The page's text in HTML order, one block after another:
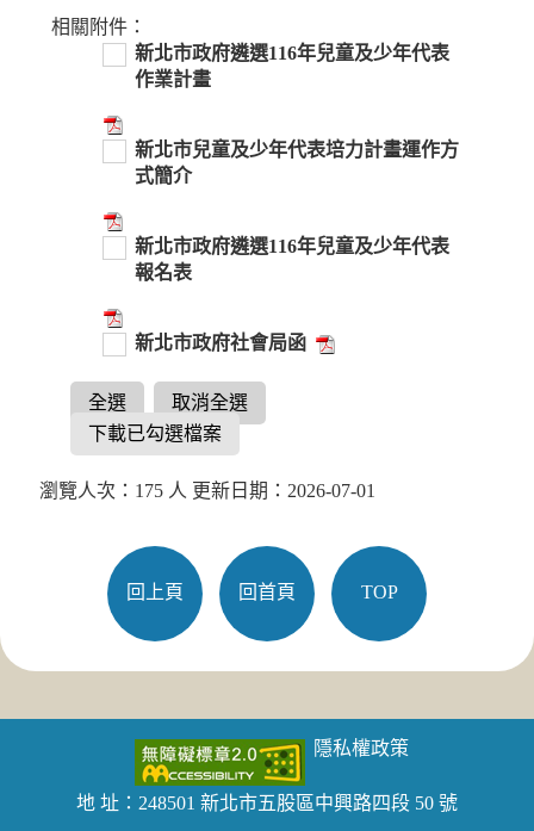
相關附件：
新北市政府遴選116年兒童及少年代表
作業計畫
新北市兒童及少年代表培力計畫運作方
式簡介
新北市政府遴選116年兒童及少年代表
報名表
新北市政府社會局函
全選
取消全選
下載已勾選檔案
瀏覽人次：175 人 更新日期：2026-07-01
回上頁 回首頁 TOP
隱私權政策
地 址：248501 新北市五股區中興路四段 50 號